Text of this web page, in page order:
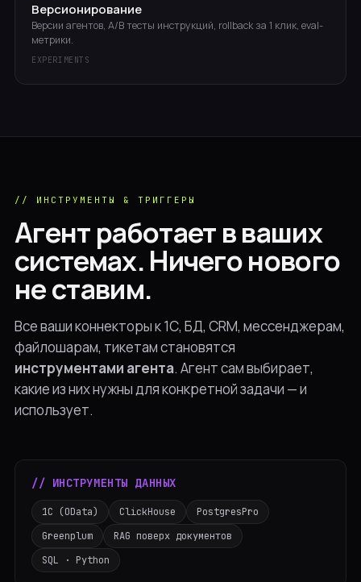
Версионирование
Версии агентов, A/B тесты инструкций, rollback за 1 клик, eval-
метрики.
EXPERIMENTS
// ИНСТРУМЕНТЫ & ТРИГГЕРЫ
Агент работает в ваших
системах. Ничего нового
не ставим.
Все ваши коннекторы к 1С, БД, CRM, мессенджерам,
файлошарам, тикетам становятся
инструментами агента. Агент сам выбирает,
какие из них нужны для конкретной задачи — и
использует.
// ИНСТРУМЕНТЫ ДАННЫХ
1С (OData) ClickHouse
PostgresPro
Greenplum
RAG поверх документов
SQL · Python